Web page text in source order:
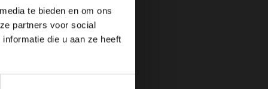
te bieden en om ons
partners voor social
die u aan ze heeft